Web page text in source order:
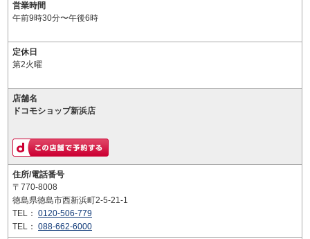
営業時間
午前9時30分〜午後6時
定休日
第2火曜
店舗名
ドコモショップ新浜店
住所/電話番号
〒770-8008
徳島県徳島市西新浜町2-5-21-1
TEL： 0120-506-779
TEL： 088-662-6000